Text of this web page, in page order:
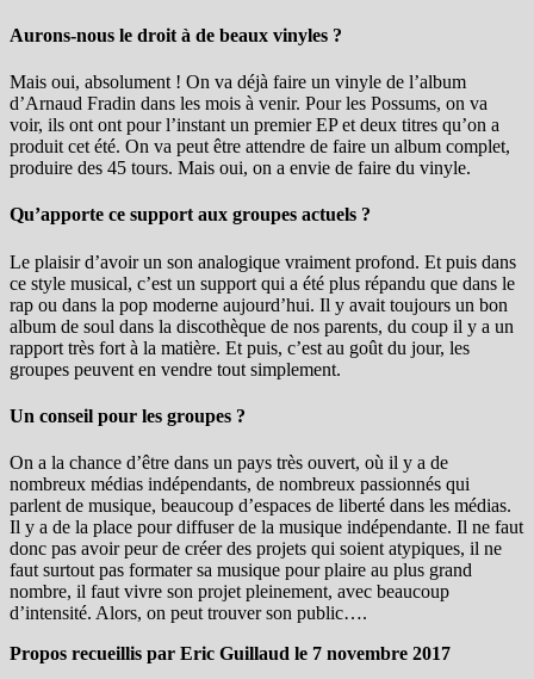
Aurons-nous le droit à de beaux vinyles ?
Mais oui, absolument ! On va déjà faire un vinyle de l’album
d’Arnaud Fradin dans les mois à venir. Pour les Possums, on va
voir, ils ont ont pour l’instant un premier EP et deux titres qu’on a
produit cet été. On va peut être attendre de faire un album complet,
produire des 45 tours. Mais oui, on a envie de faire du vinyle.
Qu’apporte ce support aux groupes actuels ?
Le plaisir d’avoir un son analogique vraiment profond. Et puis dans
ce style musical, c’est un support qui a été plus répandu que dans le
rap ou dans la pop moderne aujourd’hui. Il y avait toujours un bon
album de soul dans la discothèque de nos parents, du coup il y a un
rapport très fort à la matière. Et puis, c’est au goût du jour, les
groupes peuvent en vendre tout simplement.
Un conseil pour les groupes ?
On a la chance d’être dans un pays très ouvert, où il y a de
nombreux médias indépendants, de nombreux passionnés qui
parlent de musique, beaucoup d’espaces de liberté dans les médias.
Il y a de la place pour diffuser de la musique indépendante. Il ne faut
donc pas avoir peur de créer des projets qui soient atypiques, il ne
faut surtout pas formater sa musique pour plaire au plus grand
nombre, il faut vivre son projet pleinement, avec beaucoup
d’intensité. Alors, on peut trouver son public….
Propos recueillis par Eric Guillaud le 7 novembre 2017